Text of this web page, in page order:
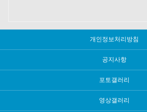
개인정보처리방침
공지사항
포토갤러리
영상갤러리